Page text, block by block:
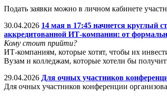
Подать заявки можно в личном кабинете
30.04.2026 14 мая в 17:45 начнется круглый
аккредитованной ИТ-компании: от
Кому стоит прийти?
ИТ-компаниям, которые хотят, чтобы их
Вузам и колледжам, которые хотели бы
29.04.2026 Для очных участников
Для очных участников конференции